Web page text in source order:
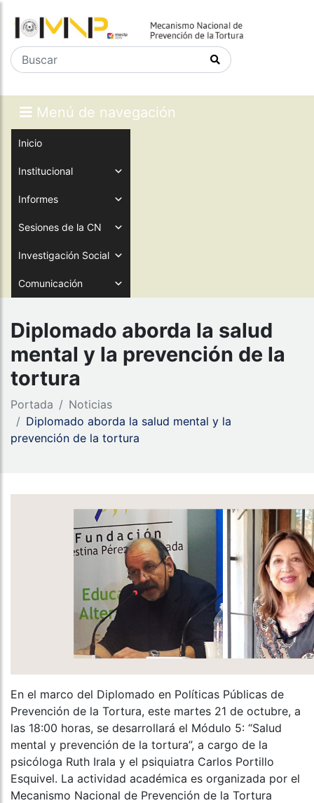
Menú de navegación
Inicio
Institucional
Informes
Sesiones de la CN
Investigación Social
Comunicación
Diplomado aborda la salud
mental y la prevención de la
tortura
Portada
Noticias
Diplomado aborda la salud mental y la
prevención de la tortura
En el marco del Diplomado en Políticas Públicas de
Prevención de la Tortura, este martes 21 de octubre, a
las 18:00 horas, se desarrollará el Módulo 5: “Salud
mental y prevención de la tortura”, a cargo de la
psicóloga Ruth Irala y el psiquiatra Carlos Portillo
Esquivel. La actividad académica es organizada por el
Mecanismo Nacional de Prevención de la Tortura